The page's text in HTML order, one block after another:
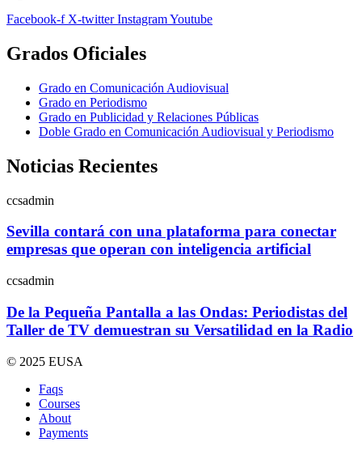
Facebook-f X-twitter InstagramYoutube
Grados Oficiales
Grado en Comunicación Audiovisual
Grado en Periodismo
Grado en Publicidad y Relaciones Públicas
Doble Grado en Comunicación Audiovisual y Periodismo
Noticias Recientes
ccsadmin
Sevilla contará con una plataforma para conectar
empresas que operan con inteligencia artificial
ccsadmin
De la Pequeña Pantalla a las Ondas: Periodistas del
Taller de TV demuestran su Versatilidad en la Radio
© 2025 EUSA
Faqs
Courses
About
Payments